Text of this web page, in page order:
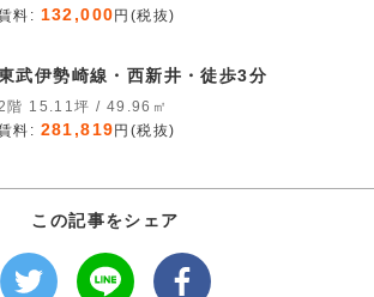
料: 132,000 円(税抜)
武伊勢崎線・西新井・徒歩3分
2階 15.11坪 / 49.96㎡
料: 281,819 円(税抜)
この記事をシェア